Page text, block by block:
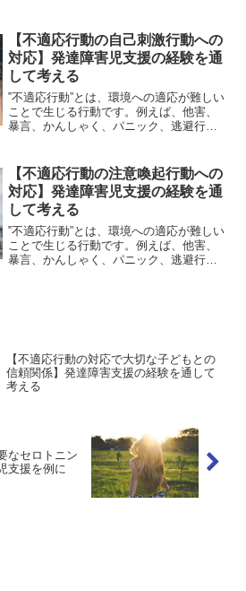
ると〝二次障害″に繋がる可能性もあり
（すでに二次障害...
【不適応行動の自己刺激行動への
対応】発達障害児支援の経験を通
して考える
‟不適応行動”とは、環境への適応が難しい
ことで生じる行動です。例えば、他害、
暴言、かんしゃく、パニック、逃避行動
ると〝二次障害″に繋がる可能性もあり
（すでに二次障害...
【不適応行動の注意喚起行動への
対応】発達障害児支援の経験を通
して考える
‟不適応行動”とは、環境への適応が難しい
ことで生じる行動です。例えば、他害、
暴言、かんしゃく、パニック、逃避行動
【不適応行動の対応で大切な子どもとの
信頼関係】発達障害支援の経験を通して
考える
なセロトニン
支援を例に